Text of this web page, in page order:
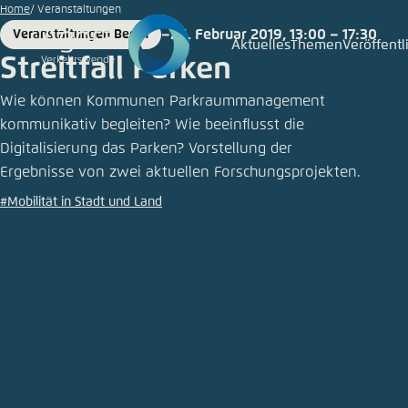
Zum
Hauptinhalt
gehen
AktuellesThemen
Home Veranstaltungen
Place
Veranstaltungen Berlin
Date
26. Februar 2019, 13:00 – 17:30
Streitfall Parken
Wie können Kommunen Parkraummanagement
kommunikativ begleiten? Wie beeinflusst die
Digitalisierung das Parken? Vorstellung der
Ergebnisse von zwei aktuellen Forschungsprojekten.
#Mobilität in Stadt und Land
Agora
Close